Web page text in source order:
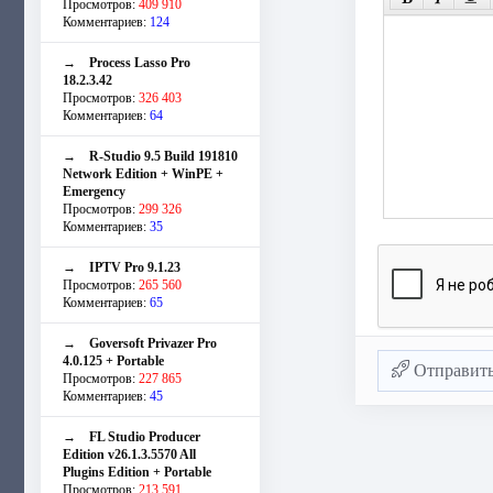
Просмотров: 409 910
Комментариев: 124
→ Process Lasso Pro
18.2.3.42
Просмотров: 326 403
Комментариев: 64
→ R-Studio 9.5 Build 191810
Network Edition + WinPE +
Emergency
Просмотров: 299 326
Комментариев: 35
→ IPTV Pro 9.1.23
Просмотров: 265 560
Комментариев: 65
→ Goversoft Privazer Pro
4.0.125 + Portable
Просмотров: 227 865
Комментариев: 45
→ FL Studio Producer
Edition v26.1.3.5570 All
Plugins Edition + Portable
Просмотров: 213 591